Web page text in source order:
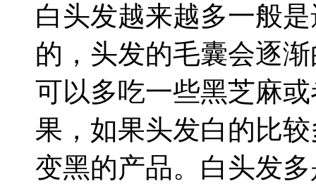
白头发越来越多一般
的，头发的毛囊会逐
可以多吃一些黑芝麻
果，如果头发白的比
变黑的产品。白头发